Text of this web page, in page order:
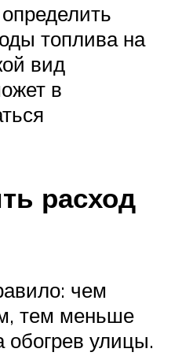
топлива на
вид
в
расход
чем
тем меньше
обогрев улицы.